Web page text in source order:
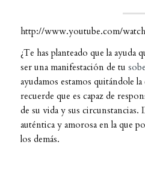
http://www.youtube.com/
¿Te has planteado que la ayuda
ser una manifestación de tu
ayudamos estamos quitándole
recuerde que es capaz de
de su vida y sus circunstancias.
auténtica y amorosa en la que
los demás.